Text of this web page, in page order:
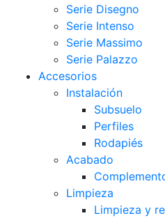
Serie Disegno
Serie Intenso
Serie Massimo
Serie Palazzo
Accesorios
Instalación
Subsuelo
Perfiles
Rodapiés
Acabado
Limpieza
Limpieza y